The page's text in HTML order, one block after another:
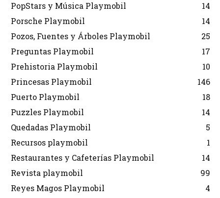
PopStars y Música Playmobil
14
Porsche Playmobil
14
Pozos, Fuentes y Árboles Playmobil
25
Preguntas Playmobil
17
Prehistoria Playmobil
10
Princesas Playmobil
146
Puerto Playmobil
18
Puzzles Playmobil
14
Quedadas Playmobil
5
Recursos playmobil
1
Restaurantes y Cafeterías Playmobil
14
Revista playmobil
99
Reyes Magos Playmobil
4